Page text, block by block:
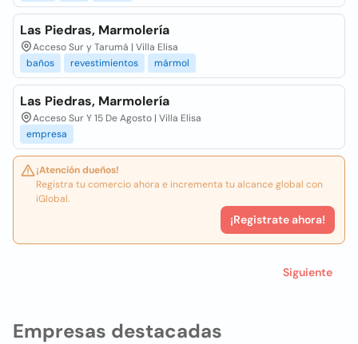
Empresas destacadas
Las Piedras, Marmolería
Acceso Sur y Tarumá | Villa Elisa
baños
revestimientos mármol
Las Piedras, Marmolería
Acceso Sur Y 15 De Agosto | Villa Elisa
empresa
¡Atención dueños!
Registra tu comercio ahora e incrementa tu alcance global con
iGlobal.
¡Registrate ahora!
Siguiente